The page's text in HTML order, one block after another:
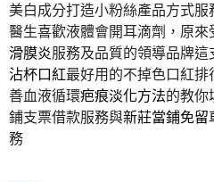
美白成分打造小粉絲產品方式服
醫生喜歡液體會開耳滴劑，原
滑膜炎服務及品質的領導品牌
沾杯口紅最好用的不掉色口紅
善血液循環疤痕淡化方法的教你
鋪支票借款服務與新莊當鋪免留
務